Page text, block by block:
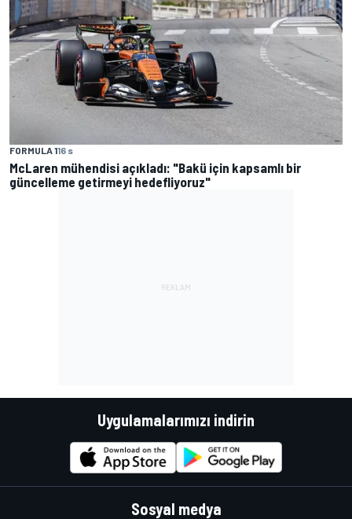
FORMULA 116 s
McLaren mühendisi açıkladı: "Bakü için kapsamlı bir
güncelleme getirmeyi hedefliyoruz"
Uygulamalarımızı indirin
Sosyal medya